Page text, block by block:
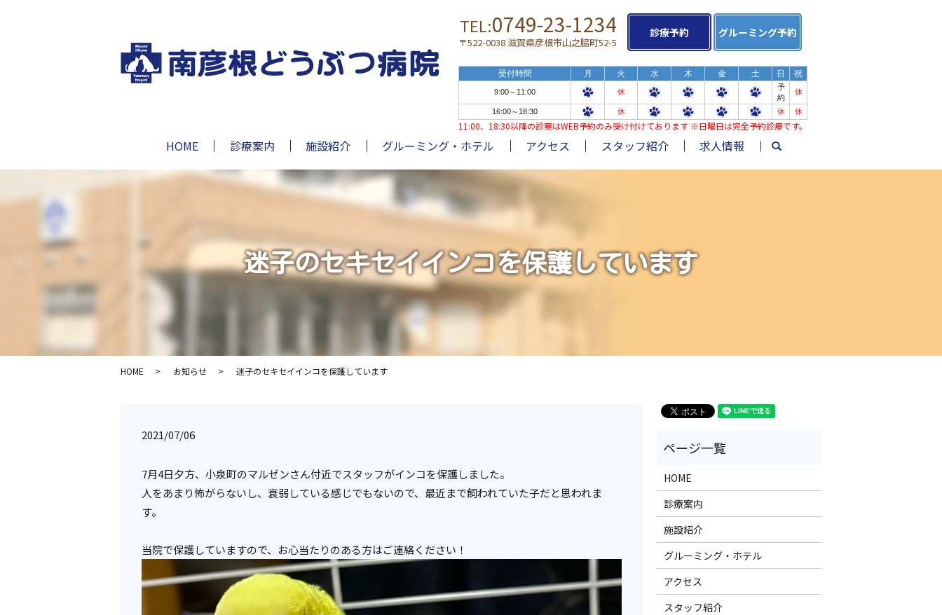
TEL:0749-23-1234
〒522-0038 滋賀県彦根市山之脇町52-5
診療予約 グルーミング予約
受付時間 月 火 水 木 金 土 日 祝
9:00～11:00 休
予
約
休
16:00～18:30 休 休 休
11:00、18:30以降の診察はWEB予約のみ受け付けております ※日曜日は完全予約診療です。
HOME 診療案内 施設紹介 グルーミング・ホテル アクセス スタッフ紹介 求人情報 search
迷子のセキセイインコを保護しています
HOME お知らせ 迷子のセキセイインコを保護しています
2021/07/06
7月4日夕方、小泉町のマルゼンさん付近でスタッフがインコを保護しました。
人をあまり怖がらないし、衰弱している感じでもないので、最近まで飼われていた子だと思われま
す。
当院で保護していますので、お心当たりのある方はご連絡ください！
HOME
診療案内
施設紹介
グルーミング・ホテル
アクセス
スタッフ紹介